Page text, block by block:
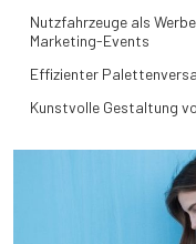
Nutzfahrzeuge als
Marketing-Events
Effizienter
Kunstvolle Gestaltung